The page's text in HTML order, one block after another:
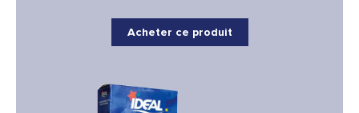
Acheter ce produit